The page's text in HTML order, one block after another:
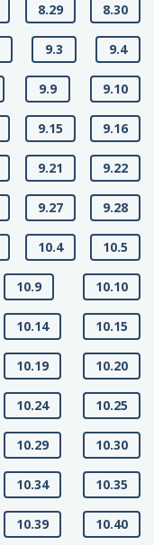
8.29 8.30
9.3 9.4
9.9 9.10
9.15 9.16
9.21 9.22
9.27 9.28
10.4 10.5
10.9 10.10
10.14 10.15
10.19 10.20
10.24 10.25
10.29 10.30
10.34 10.35
10.39 10.40